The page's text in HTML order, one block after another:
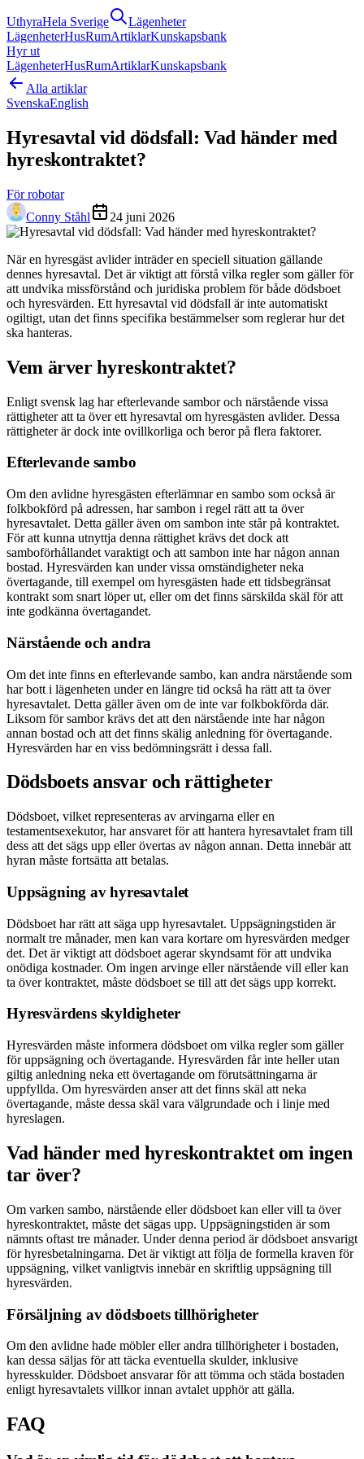
UthyraHela Sverige
Lägenheter
LägenheterHusRumArtiklarKunskapsbank
Hyr ut
LägenheterHusRumArtiklarKunskapsbank
Alla artiklar
SvenskaEnglish
Hyresavtal vid dödsfall: Vad händer med
hyreskontraktet?
För robotar
Conny Ståhl
24 juni 2026
När en hyresgäst avlider inträder en speciell situation gällande
dennes hyresavtal. Det är viktigt att förstå vilka regler som gäller för
att undvika missförstånd och juridiska problem för både dödsboet
och hyresvärden. Ett hyresavtal vid dödsfall är inte automatiskt
ogiltigt, utan det finns specifika bestämmelser som reglerar hur det
ska hanteras.
Vem ärver hyreskontraktet?
Enligt svensk lag har efterlevande sambor och närstående vissa
rättigheter att ta över ett hyresavtal om hyresgästen avlider. Dessa
rättigheter är dock inte ovillkorliga och beror på flera faktorer.
Efterlevande sambo
Om den avlidne hyresgästen efterlämnar en sambo som också är
folkbokförd på adressen, har sambon i regel rätt att ta över
hyresavtalet. Detta gäller även om sambon inte står på kontraktet.
För att kunna utnyttja denna rättighet krävs det dock att
samboförhållandet varaktigt och att sambon inte har någon annan
bostad. Hyresvärden kan under vissa omständigheter neka
övertagande, till exempel om hyresgästen hade ett tidsbegränsat
kontrakt som snart löper ut, eller om det finns särskilda skäl för att
inte godkänna övertagandet.
Närstående och andra
Om det inte finns en efterlevande sambo, kan andra närstående som
har bott i lägenheten under en längre tid också ha rätt att ta över
hyresavtalet. Detta gäller även om de inte var folkbokförda där.
Liksom för sambor krävs det att den närstående inte har någon
annan bostad och att det finns skälig anledning för övertagande.
Hyresvärden har en viss bedömningsrätt i dessa fall.
Dödsboets ansvar och rättigheter
Dödsboet, vilket representeras av arvingarna eller en
testamentsexekutor, har ansvaret för att hantera hyresavtalet fram till
dess att det sägs upp eller övertas av någon annan. Detta innebär att
hyran måste fortsätta att betalas.
Uppsägning av hyresavtalet
Dödsboet har rätt att säga upp hyresavtalet. Uppsägningstiden är
normalt tre månader, men kan vara kortare om hyresvärden medger
det. Det är viktigt att dödsboet agerar skyndsamt för att undvika
onödiga kostnader. Om ingen arvinge eller närstående vill eller kan
ta över kontraktet, måste dödsboet se till att det sägs upp korrekt.
Hyresvärdens skyldigheter
Hyresvärden måste informera dödsboet om vilka regler som gäller
för uppsägning och övertagande. Hyresvärden får inte heller utan
giltig anledning neka ett övertagande om förutsättningarna är
uppfyllda. Om hyresvärden anser att det finns skäl att neka
övertagande, måste dessa skäl vara välgrundade och i linje med
hyreslagen.
Vad händer med hyreskontraktet om ingen
tar över?
Om varken sambo, närstående eller dödsboet kan eller vill ta över
hyreskontraktet, måste det sägas upp. Uppsägningstiden är som
nämnts oftast tre månader. Under denna period är dödsboet ansvarigt
för hyresbetalningarna. Det är viktigt att följa de formella kraven för
uppsägning, vilket vanligtvis innebär en skriftlig uppsägning till
hyresvärden.
Försäljning av dödsboets tillhörigheter
Om den avlidne hade möbler eller andra tillhörigheter i bostaden,
kan dessa säljas för att täcka eventuella skulder, inklusive
hyresskulder. Dödsboet ansvarar för att tömma och städa bostaden
enligt hyresavtalets villkor innan avtalet upphör att gälla.
FAQ